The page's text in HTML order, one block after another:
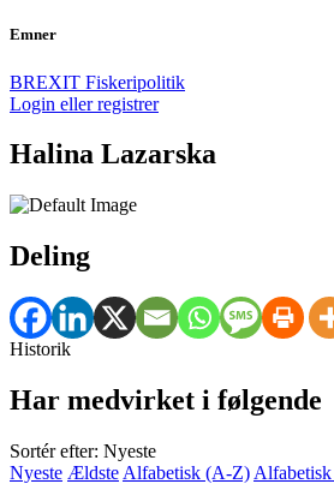
Emner
BREXIT Fiskeripolitik
Login eller registrer
Halina Lazarska
Deling
Historik
Har medvirket i følgende
Sortér efter: Nyeste
Nyeste Ældste Alfabetisk (A-Z)